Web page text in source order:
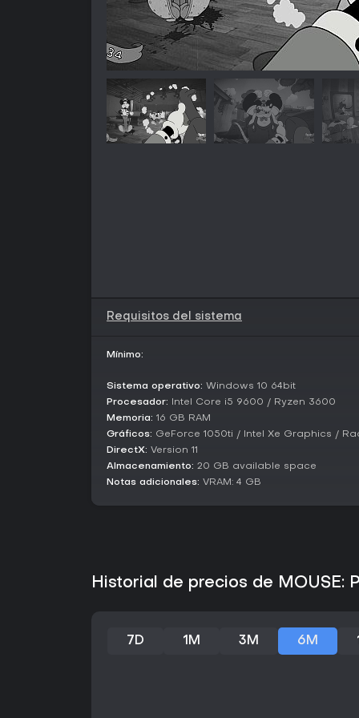
Requisitos del sistema
Mínimo:
Sistema operativo: Windows 10 64bit
Procesador: Intel Core i5 9600 / Ryzen 3600
Memoria: 16 GB RAM
Gráficos: GeForce 1050ti / Intel Xe Graphics /
DirectX: Version 11
Almacenamiento: 20 GB available space
Notas adicionales: VRAM: 4 GB
Historial de precios de MOUSE:
7D 1M 3M 6M